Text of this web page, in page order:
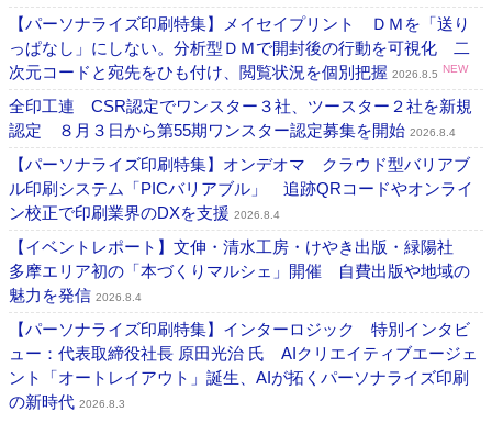
【パーソナライズ印刷特集】メイセイプリント ＤＭを「送り
っぱなし」にしない。分析型ＤＭで開封後の行動を可視化 二
次元コードと宛先をひも付け、閲覧状況を個別把握 2026.8.5 NEW
全印工連 CSR認定でワンスター３社、ツースター２社を新規
認定 ８月３日から第55期ワンスター認定募集を開始 2026.8.4
【パーソナライズ印刷特集】オンデオマ クラウド型バリアブ
ル印刷システム「PICバリアブル」 追跡QRコードやオンライ
ン校正で印刷業界のDXを支援 2026.8.4
【イベントレポート】文伸・清水工房・けやき出版・緑陽社
多摩エリア初の「本づくりマルシェ」開催 自費出版や地域の
魅力を発信 2026.8.4
【パーソナライズ印刷特集】インターロジック 特別インタビ
ュー：代表取締役社長 原田光治 氏 AIクリエイティブエージェ
ント「オートレイアウト」誕生、AIが拓くパーソナライズ印刷
の新時代 2026.8.3